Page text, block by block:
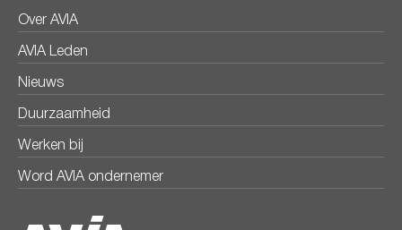
Over AVIA
AVIA Leden
Nieuws
Duurzaamheid
Werken bij
Word AVIA ondernemer